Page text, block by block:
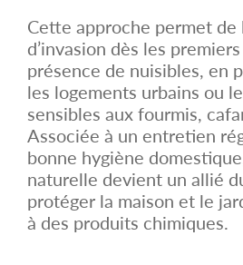
Cette approche permet
d’invasion dès les
présence de nuisibles, en
les logements urbains ou
sensibles aux fourmis,
Associée à un entretien
bonne hygiène
naturelle devient un allié
protéger la maison et le
à des produits chimiques.